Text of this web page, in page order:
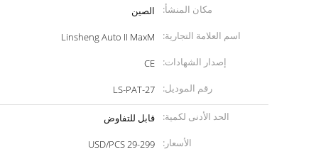
مكان المنشأ:
الصين
اسم العلامة التجارية:
Linsheng Auto II MaxM
إصدار الشهادات:
CE
رقم الموديل:
LS-PAT-27
الحد الأدنى لكمية:
قابل للتفاوض
الأسعار:
29-299 USD/PCS